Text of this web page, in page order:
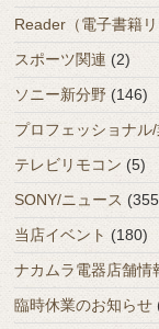
Reader（電子書籍リ
スポーツ関連 (2)
ソニー新分野 (146)
プロフェッショナル
テレビリモコン (5)
SONY/ニュース
当店イベント (180)
ナカムラ電器店舗情
臨時休業のお知らせ